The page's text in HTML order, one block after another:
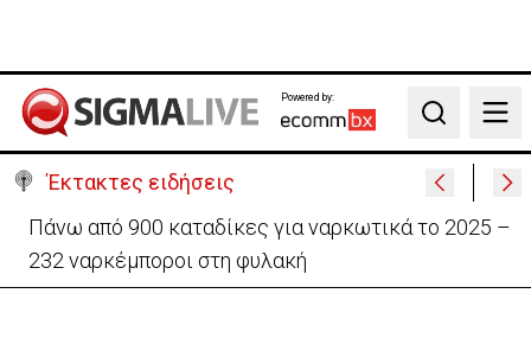
Powered by:
Search
Έκτακτες ειδήσεις
Θέλει να ξαναζωντανέψει την «Corner» o
Προύντζος - «Πληγώνει τις αναμνήσεις»